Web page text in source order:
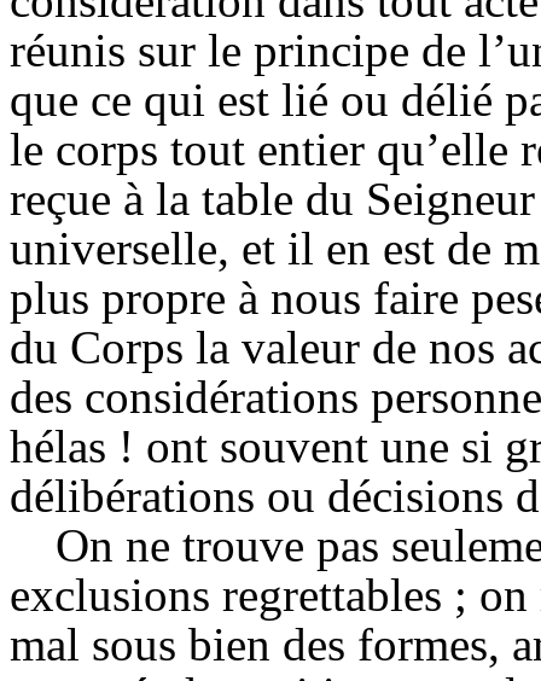
réunis sur le principe de
que ce qui est lié ou délié
le corps tout entier qu’elle
reçue à la table du
universelle, et il en est de
plus propre à nous faire
du Corps la valeur de nos
des considérations
hélas ! ont souvent une si
délibérations ou décisions
On ne trouve pas
exclusions regrettables ;
mal sous bien des formes,